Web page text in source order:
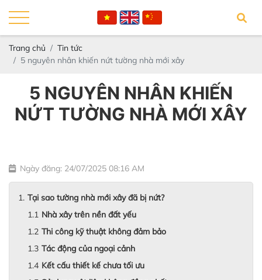
Trang chủ
Tin tức
5 nguyên nhân khiến nứt tường nhà mới xây
5 NGUYÊN NHÂN KHIẾN
NỨT TƯỜNG NHÀ MỚI XÂY
Ngày đăng: 24/07/2025 08:16 AM
Tại sao tường nhà mới xây đã bị nứt?
Nhà xây trên nền đất yếu
Thi công kỹ thuật không đảm bảo
Tác động của ngoại cảnh
Kết cấu thiết kế chưa tối ưu